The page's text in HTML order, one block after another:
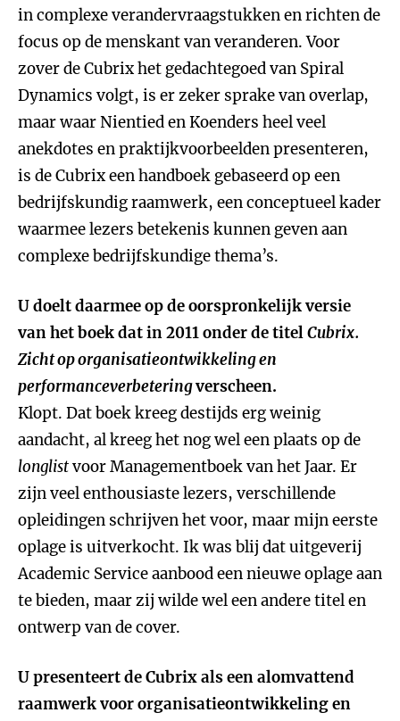
in complexe verandervraagstukken en richten de
focus op de menskant van veranderen. Voor
zover de Cubrix het gedachtegoed van Spiral
Dynamics volgt, is er zeker sprake van overlap,
maar waar Nientied en Koenders heel veel
anekdotes en praktijkvoorbeelden presenteren,
is de Cubrix een handboek gebaseerd op een
bedrijfskundig raamwerk, een conceptueel kader
waarmee lezers betekenis kunnen geven aan
complexe bedrijfskundige thema’s.
U doelt daarmee op de oorspronkelijk versie
van het boek dat in 2011 onder de titelCubrix.
Zicht op organisatieontwikkeling en
performanceverbeteringverscheen.
Klopt. Dat boek kreeg destijds erg weinig
aandacht, al kreeg het nog wel een plaats op de
longlistvoor Managementboek van het Jaar. Er
zijn veel enthousiaste lezers, verschillende
opleidingen schrijven het voor, maar mijn eerste
oplage is uitverkocht. Ik was blij dat uitgeverij
Academic Service aanbood een nieuwe oplage aan
te bieden, maar zij wilde wel een andere titel en
ontwerp van de cover.
U presenteert de Cubrix als een alomvattend
raamwerk voor organisatieontwikkeling en